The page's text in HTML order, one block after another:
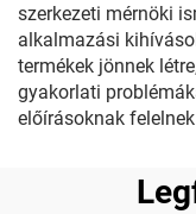
szerkezeti mérnöki
alkalmazási
termékek jönnek
gyakorlati
előírásoknak